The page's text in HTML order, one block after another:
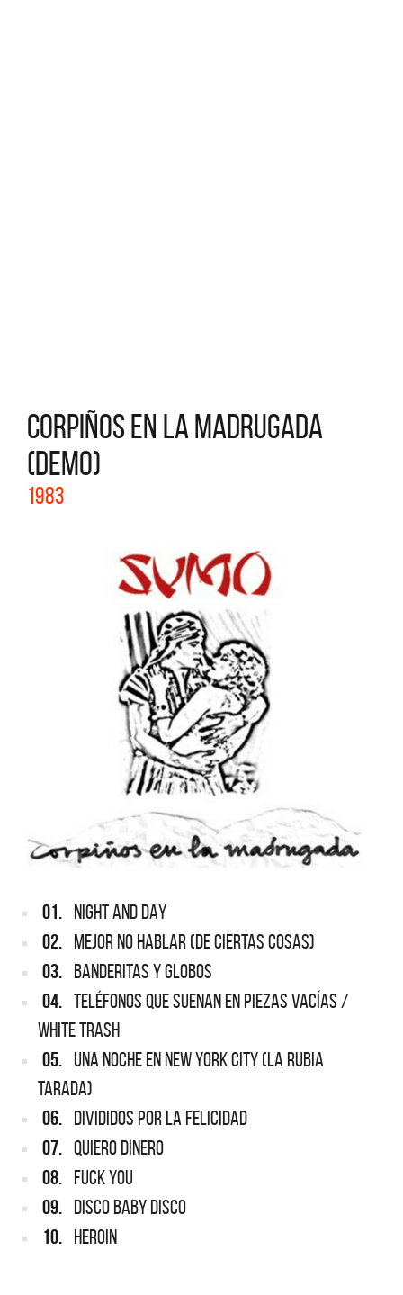
CORPIÑOS EN LA MADRUGADA
(DEMO)
1983
01. NIGHT AND DAY
02. MEJOR NO HABLAR (DE CIERTAS COSAS)
03. BANDERITAS Y GLOBOS
04. TELÉFONOS QUE SUENAN EN PIEZAS VACÍAS /
WHITE TRASH
05. UNA NOCHE EN NEW YORK CITY (LA RUBIA
TARADA)
06. DIVIDIDOS POR LA FELICIDAD
07. QUIERO DINERO
08. FUCK YOU
09. DISCO BABY DISCO
10. HEROIN